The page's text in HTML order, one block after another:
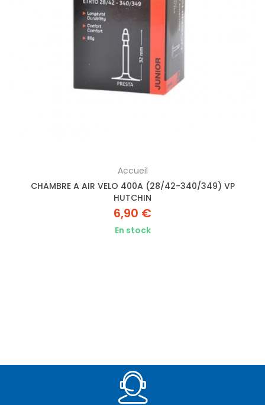
Accueil
CHAMBRE A AIR VELO 400A (28/42-340/349) VP
HUTCHIN
6,90 €
En stock